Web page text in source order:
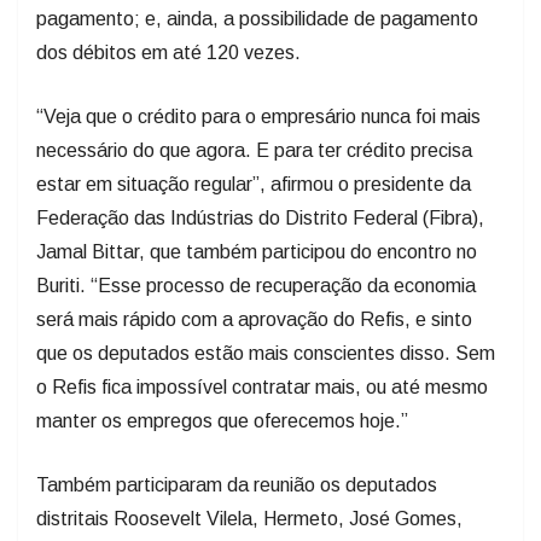
pagamento; e, ainda, a possibilidade de pagamento
dos débitos em até 120 vezes.
“Veja que o crédito para o empresário nunca foi mais
necessário do que agora. E para ter crédito precisa
estar em situação regular”, afirmou o presidente da
Federação das Indústrias do Distrito Federal (Fibra),
Jamal Bittar, que também participou do encontro no
Buriti. “Esse processo de recuperação da economia
será mais rápido com a aprovação do Refis, e sinto
que os deputados estão mais conscientes disso. Sem
o Refis fica impossível contratar mais, ou até mesmo
manter os empregos que oferecemos hoje.”
Também participaram da reunião os deputados
distritais Roosevelt Vilela, Hermeto, José Gomes,